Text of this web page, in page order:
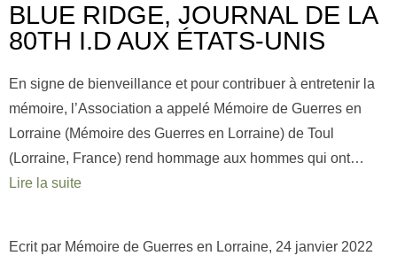
BLUE RIDGE, JOURNAL DE LA
80TH I.D AUX ÉTATS-UNIS
En signe de bienveillance et pour contribuer à entretenir la
mémoire, l’Association a appelé Mémoire de Guerres en
Lorraine (Mémoire des Guerres en Lorraine) de Toul
(Lorraine, France) rend hommage aux hommes qui ont…
Lire la suite
Ecrit par Mémoire de Guerres en Lorraine, 24 janvier 2022